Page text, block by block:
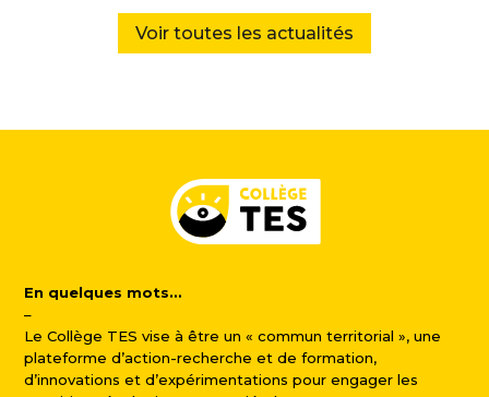
Voir toutes les actualités
En quelques mots…
–
Le Collège TES vise à être un « commun territorial », une
plateforme d’action-recherche et de formation,
d’innovations et d’expérimentations pour engager les